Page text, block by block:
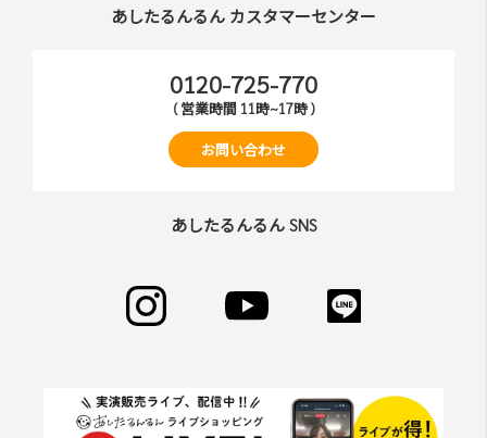
あしたるんるん カスタマーセンター
0120-725-770
( 営業時間 11時~17時 )
お問い合わせ
あしたるんるん SNS